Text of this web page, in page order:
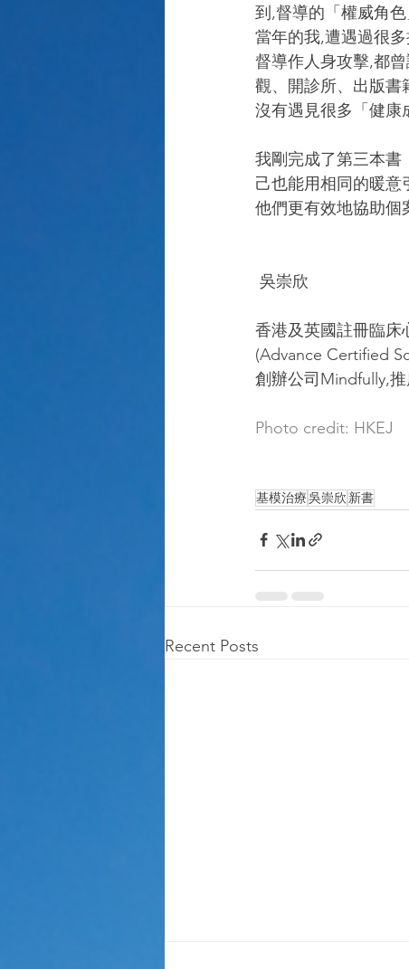
到,督導的「權威角
當年的我,遭遇過很
督導作人身攻擊,都
觀、開診所、出版書
沒有遇見很多「健康
我剛完成了第三本書
己也能用相同的暖意
他們更有效地協助個
吳崇欣
香港及英國註冊臨床
(Advance Certified
創辦公司Mindfully,推
Photo credit: HKEJ
基模治療吳崇欣 新書
Recent Posts